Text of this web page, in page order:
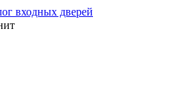
входных дверей